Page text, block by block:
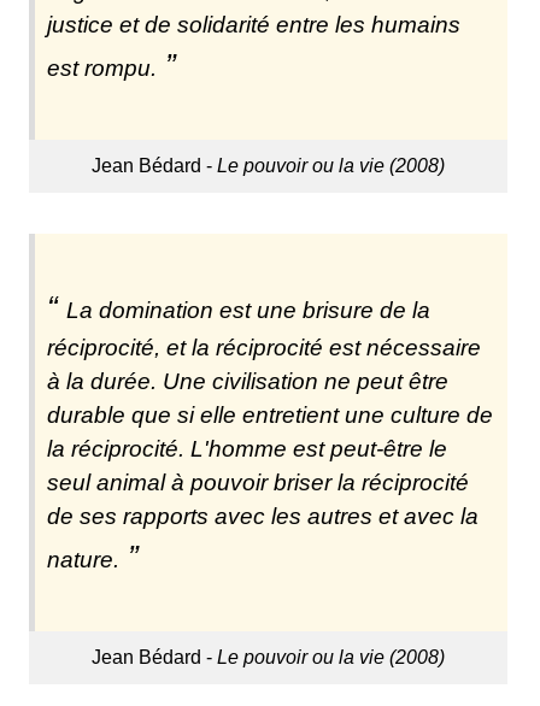
justice et de solidarité entre les humains
est rompu.
Jean Bédard - Le pouvoir ou la vie (2008)
La domination est une brisure de la
réciprocité, et la réciprocité est nécessaire
à la durée. Une civilisation ne peut être
durable que si elle entretient une culture de
la réciprocité. L'homme est peut-être le
seul animal à pouvoir briser la réciprocité
de ses rapports avec les autres et avec la
nature.
Jean Bédard - Le pouvoir ou la vie (2008)